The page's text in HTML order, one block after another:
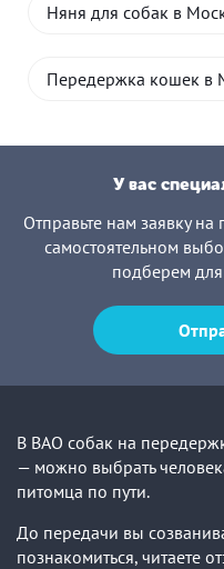
Няня для собак в
Передержка кошек в
У вас
Отправьте нам заявку на
самостоятельном
подберем
В ВАО собак на
— можно выбрать
питомца по пути.
До передачи вы
познакомиться, читаете